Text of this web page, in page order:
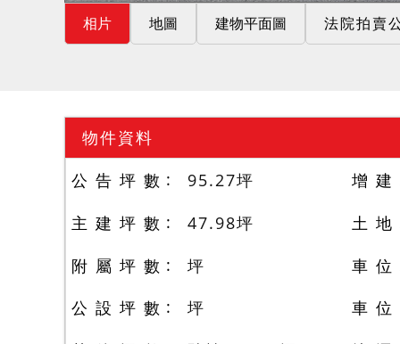
相片 地圖 建物平面圖 法院拍賣
物件資料
公 告 坪 數
95.27坪
主 建 坪 數
47.98坪
附 屬 坪 數
坪
公 設 坪 數
坪
增 建
土 地
車 位
車 位